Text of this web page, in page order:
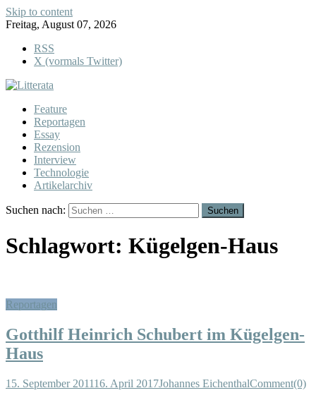
Skip to content
Freitag, August 07, 2026
RSS
X (vormals Twitter)
Feature
Reportagen
Essay
Rezension
Interview
Technologie
Artikelarchiv
Suchen nach:
Schlagwort: Kügelgen-Haus
Reportagen
Gotthilf Heinrich Schubert im Kügelgen-
Haus
15. September 201116. April 2017Johannes EichenthalComment(0)